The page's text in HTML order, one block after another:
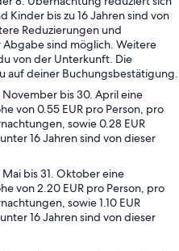
Kinder bis zu 16 Jahren sind von
Reduzierungen und
sind möglich. Weitere
von der Unterkunft. Die
auf deiner Buchungsbestätigung.
bis 30. April eine
von 0.55 EUR pro Person, pro
sowie 0.28 EUR
16 Jahren sind von dieser
bis 31. Oktober eine
von 2.20 EUR pro Person, pro
sowie 1.10 EUR
16 Jahren sind von dieser